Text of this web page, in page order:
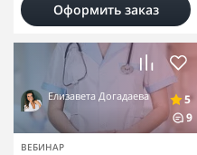
Оформить заказ
Елизавета Догадаева
5
9
ВЕБИНАР